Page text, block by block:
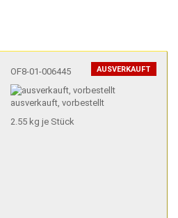
AUSVERKAUFT
OF8-01-006445
ausverkauft, vorbestellt
2.55kg je Stück